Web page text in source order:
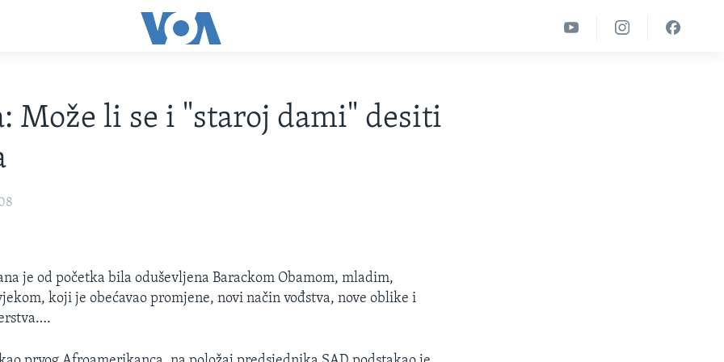
Može li se i "staroj dami" desiti
je od početka bila oduševljena Barackom Obamom, mladim,
koji je obećavao promjene, novi način vođstva, nove oblike i